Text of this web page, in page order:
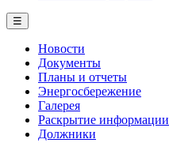
☰
Новости
Документы
Планы и отчеты
Энергосбережение
Галерея
Раскрытие информации
Должники